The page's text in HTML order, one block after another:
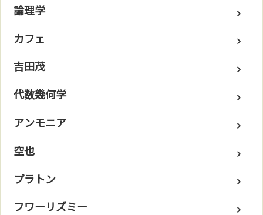
論理学
カフェ
吉田茂
代数幾何学
アンモニア
空也
プラトン
フワーリズミー